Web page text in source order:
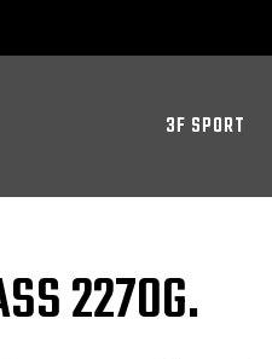
3F SPORT
2270G.